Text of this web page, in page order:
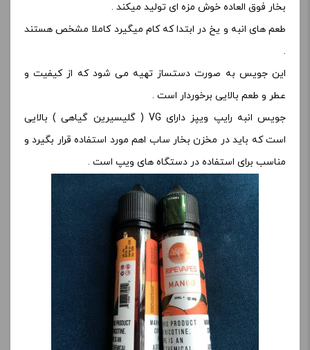
بخار فوق العاده خوش مزه ای تولید میکند .
طعم های انبه و یخ در ابتدا که کام میگیرد کاملا مشخص هستند
.
این جویس به صورت دستساز تهیه می شود که از کیفیت و
عطر و طعم بالایی برخوردار است .
جویس انبه رایپ ویپز دارای VG ( گلیسیرین گیاهی ) بالایی
است که باید در مخزن بخار ساب اهم مورد استفاده قرار بگیرد و
مناسب برای استفاده در دستگاه های ویپ است .